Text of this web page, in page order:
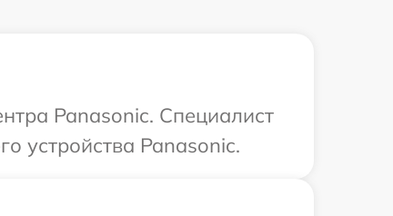
Panasonic. Специалист
устройства Panasonic.